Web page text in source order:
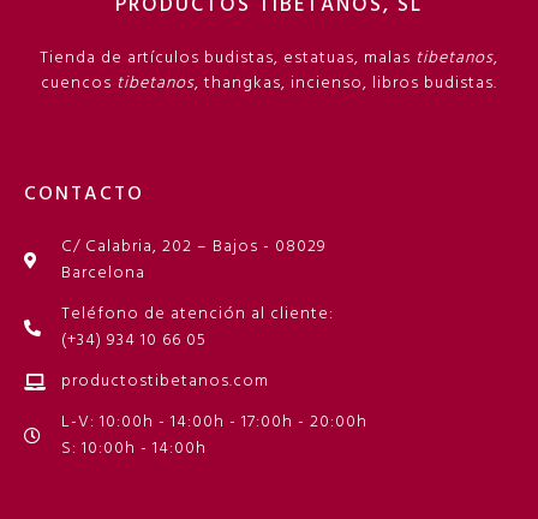
Tienda de artículos budistas, estatuas, malas tibetanos,
cuencos tibetanos, thangkas, incienso, libros budistas.
CONTACTO
C/ Calabria, 202 – Bajos - 08029
Barcelona
Teléfono de atención al cliente:
(+34) 934 10 66 05
productostibetanos.com
L-V: 10:00h - 14:00h - 17:00h - 20:00h
S: 10:00h - 14:00h